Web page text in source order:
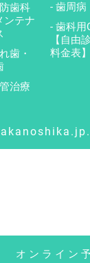
歯科
ンテナ
歯・
治療
- 歯周病
- 歯科用
【自由
料金表】
オンライン